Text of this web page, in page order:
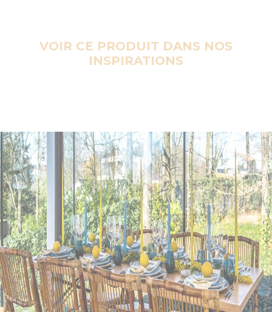
VOIR CE PRODUIT DANS NOS
INSPIRATIONS